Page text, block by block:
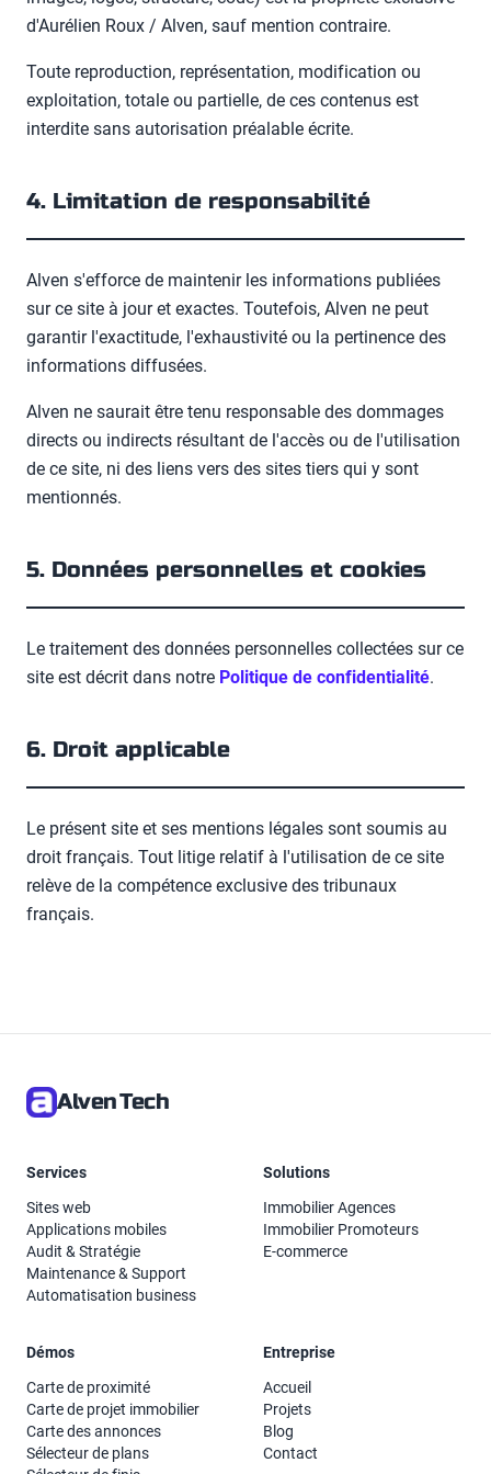
d'Aurélien Roux / Alven, sauf mention contraire.
Toute reproduction, représentation, modification ou
exploitation, totale ou partielle, de ces contenus est
interdite sans autorisation préalable écrite.
4. Limitation de responsabilité
Alven s'efforce de maintenir les informations publiées
sur ce site à jour et exactes. Toutefois,Alven ne peut
garantir l'exactitude, l'exhaustivité ou la pertinence des
informations diffusées.
Alven ne saurait être tenu responsable des dommages
directs ou indirects résultant de l'accès ou de l'utilisation
de ce site, ni des liens vers des sites tiers qui y sont
mentionnés.
5. Données personnelles et cookies
Le traitement des données personnelles collectées sur ce
site est décrit dans notre Politique de confidentialité.
6. Droit applicable
Le présent site et ses mentions légales sont soumis au
droit français. Tout litige relatif à l'utilisation de ce site
relève de la compétence exclusive des tribunaux
français.
Alven Tech
Services
Sites web
Applications mobiles
Audit & Stratégie
Maintenance & Support
Automatisation business
Solutions
Immobilier Agences
Immobilier Promoteurs
E-commerce
Démos
Carte de proximité
Carte de projet immobilier
Carte des annonces
Sélecteur de plans
Entreprise
Accueil
Projets
Blog
Contact